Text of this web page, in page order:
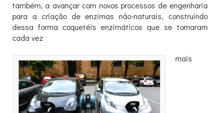
também, a avançar com novos processos de engenharia
para a criação de enzimas não-naturais, construindo
dessa forma coquetéis enzimáticos que se tornaram
cada vez
mais